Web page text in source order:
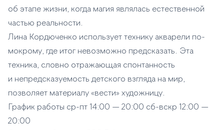
об этапе жизни, когда магия являлась естественной
частью реальности.
Лина Кордюченко использует технику акварели по-
мокрому, где итог невозможно предсказать. Эта
техника, словно отражающая спонтанность
и непредсказуемость детского взгляда на мир,
позволяет материалу «вести» художницу.
График работы ср-пт 14:00 — 20:00 сб-вскр 12:00 —
20:00